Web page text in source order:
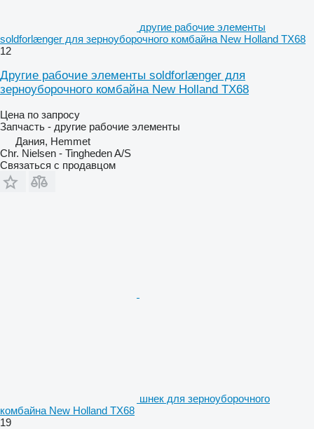
другие рабочие элементы
soldforlænger для зерноуборочного комбайна New Holland TX68
12
Другие рабочие элементы soldforlænger для
зерноуборочного комбайна New Holland TX68
Цена по запросу
Запчасть - другие рабочие элементы
Дания, Hemmet
Chr. Nielsen - Tingheden A/S
Связаться с продавцом
шнек для зерноуборочного
комбайна New Holland TX68
19